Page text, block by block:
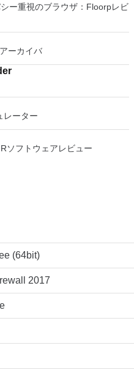
ー重視のブラウザ：Floorpレビ
ーカイバ
レーター
ソフトウェアレビュー
(64bit)
2017